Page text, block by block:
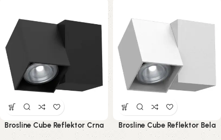
Brosline Cube Reflektor Crna
125 mm
Brosline Cube Reflektor Bela
125 mm